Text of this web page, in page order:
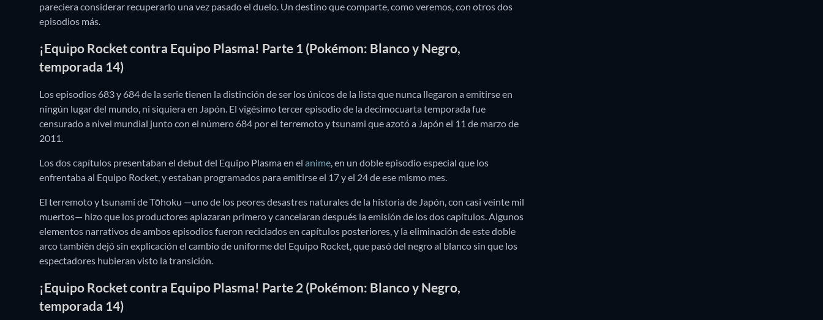
pareciera considerar recuperarlo una vez pasado el duelo. Un destino que comparte, como veremos, con otros dos
episodios más.
¡Equipo Rocket contra Equipo Plasma! Parte 1 (Pokémon: Blanco y Negro,
temporada 14)
Los episodios 683 y 684 de la serie tienen la distinción de ser los únicos de la lista que nunca llegaron a emitirse en
ningún lugar del mundo, ni siquiera en Japón. El vigésimo tercer episodio de la decimocuarta temporada fue
censurado a nivel mundial junto con el número 684 por el terremoto y tsunami que azotó a Japón el 11 de marzo de
2011.
Los dos capítulos presentaban el debut del Equipo Plasma en el anime, en un doble episodio especial que los
enfrentaba al Equipo Rocket, y estaban programados para emitirse el 17 y el 24 de ese mismo mes.
El terremoto y tsunami de Tōhoku —uno de los peores desastres naturales de la historia de Japón, con casi veinte mil
muertos— hizo que los productores aplazaran primero y cancelaran después la emisión de los dos capítulos. Algunos
elementos narrativos de ambos episodios fueron reciclados en capítulos posteriores, y la eliminación de este doble
arco también dejó sin explicación el cambio de uniforme del Equipo Rocket, que pasó del negro al blanco sin que los
espectadores hubieran visto la transición.
¡Equipo Rocket contra Equipo Plasma! Parte 2 (Pokémon: Blanco y Negro,
temporada 14)